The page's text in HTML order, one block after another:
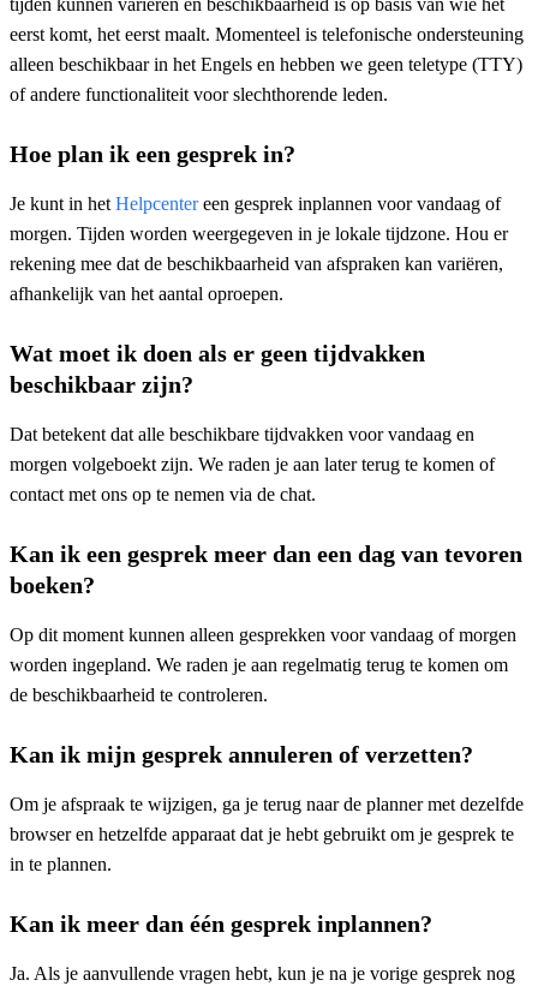
eerst komt, het eerst maalt. Momenteel is telefonische ondersteuning
alleen beschikbaar in het Engels en hebben we geen teletype (TTY)
of andere functionaliteit voor slechthorende leden.
Hoe plan ik een gesprek in?
Je kunt in het Helpcentereen gesprek inplannen voor vandaag of
morgen. Tijden worden weergegeven in je lokale tijdzone. Hou er
rekening mee dat de beschikbaarheid van afspraken kan variëren,
afhankelijk van het aantal oproepen.
Wat moet ik doen als er geen tijdvakken
beschikbaar zijn?
Dat betekent dat alle beschikbare tijdvakken voor vandaag en
morgen volgeboekt zijn. We raden je aan later terug te komen of
contact met ons op te nemen via de chat.
Kan ik een gesprek meer dan een dag van tevoren
boeken?
Op dit moment kunnen alleen gesprekken voor vandaag of morgen
worden ingepland. We raden je aan regelmatig terug te komen om
de beschikbaarheid te controleren.
Kan ik mijn gesprek annuleren of verzetten?
Om je afspraak te wijzigen, ga je terug naar de planner met dezelfde
browser en hetzelfde apparaat dat je hebt gebruikt om je gesprek te
in te plannen.
Kan ik meer dan één gesprek inplannen?
Ja. Als je aanvullende vragen hebt, kun je na je vorige gesprek nog